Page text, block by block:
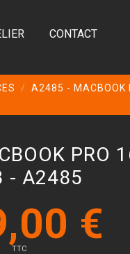
CONTACT
A2485 - MACBOOK
PRO
- A2485
€
TTC